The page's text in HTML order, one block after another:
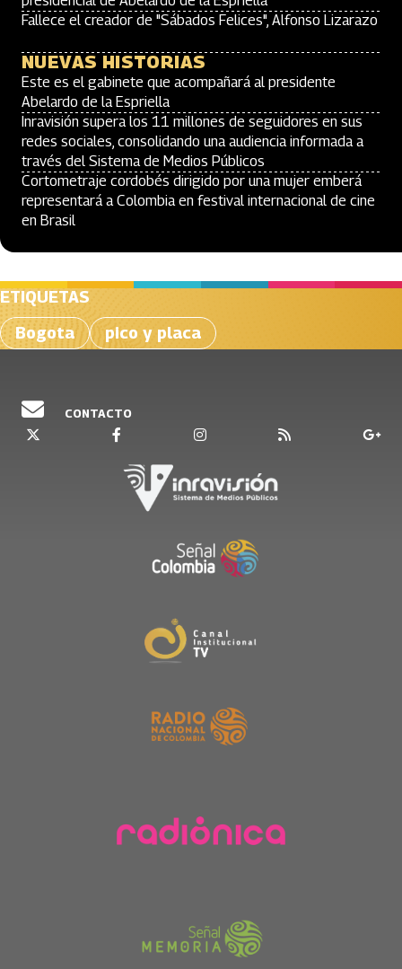
Fallece el creador de "Sábados Felices", Alfonso Lizarazo
NUEVAS HISTORIAS
Este es el gabinete que acompañará al presidente
Abelardo de la Espriella
Inravisión supera los 11 millones de seguidores en sus
redes sociales, consolidando una audiencia informada a
través del Sistema de Medios Públicos
Cortometraje cordobés dirigido por una mujer emberá
representará a Colombia en festival internacional de cine
en Brasil
ETIQUETAS
Bogota
pico y placa
CONTACTO